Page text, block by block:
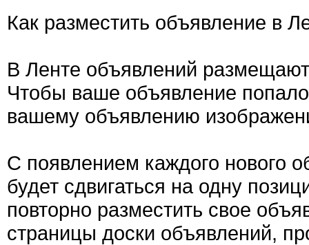
Как разместить объявление в
В Ленте объявлений
Чтобы ваше объявление
вашему объявлению
С появлением каждого нового
будет сдвигаться на одну
повторно разместить свое
страницы доски объявлений,